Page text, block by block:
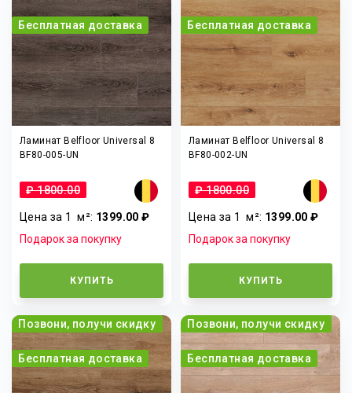
Бесплатная доставка
Ламинат Belfloor Universal 8
BF80-005-UN
₽ 1800.00
Цена за 1м²: 1399.00 ₽
Подарок за покупку
КУПИТЬ
Бесплатная доставка
Ламинат Belfloor Universal 8
BF80-002-UN
₽ 1800.00
Цена за 1м²: 1399.00 ₽
Подарок за покупку
КУПИТЬ
Позвони, получи скидку
Бесплатная доставка
Позвони, получи скидку
Бесплатная доставка